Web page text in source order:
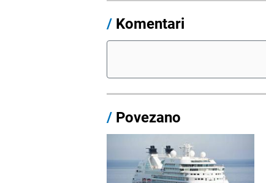
/ Komentari
/ Povezano